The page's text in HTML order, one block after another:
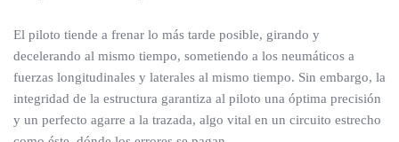
El piloto tiende a frenar lo más tarde posible, girando y
decelerando al mismo tiempo, sometiendo a los neumáticos a
fuerzas longitudinales y laterales al mismo tiempo. Sin embargo, la
integridad de la estructura garantiza al piloto una óptima precisión
y un perfecto agarre a la trazada, algo vital en un circuito estrecho